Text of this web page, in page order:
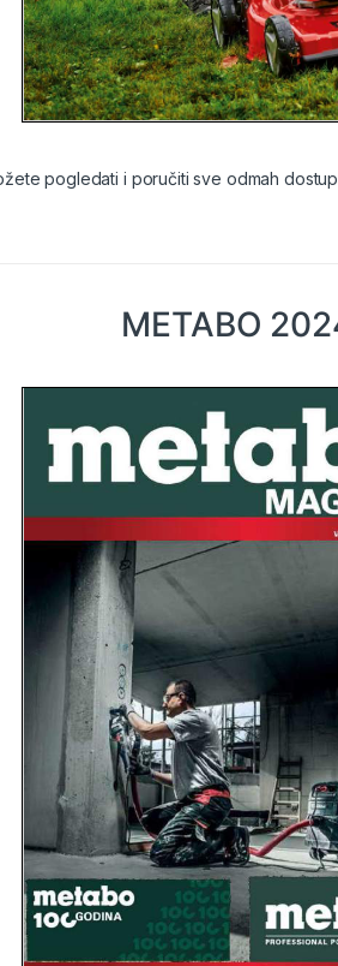
pogledati i poručiti sve odmah
METABO